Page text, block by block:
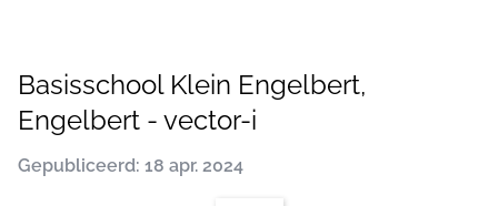
Basisschool Klein Engelbert,
Engelbert - vector-i
Gepubliceerd: 18 apr. 2024